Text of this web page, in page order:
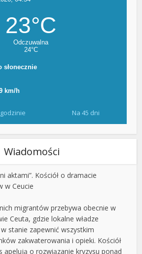
Na 45 dni
Wiadomości
aktami”. Kościół o dramacie
w Ceucie
migrantów przebywa obecnie w
Ceuta, gdzie lokalne władze
stanie zapewnić wszystkim
zakwaterowania i opieki. Kościół
apelują o rozwiązanie kryzysu ponad